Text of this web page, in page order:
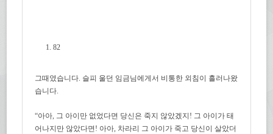
82
그때였습니다. 슬피 울던 임금님에게서 비통한 외침이 흘러나왔
습니다.
“아아, 그 아이만 없었다면 당신은 죽지 않았겠지! 그 아이가 태
어나지만 않았다면! 아아, 차라리 그 아이가 죽고 당신이 살았더